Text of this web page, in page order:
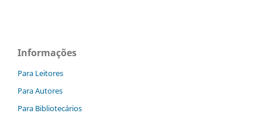
Informações
Para Leitores
Para Autores
Para Bibliotecários